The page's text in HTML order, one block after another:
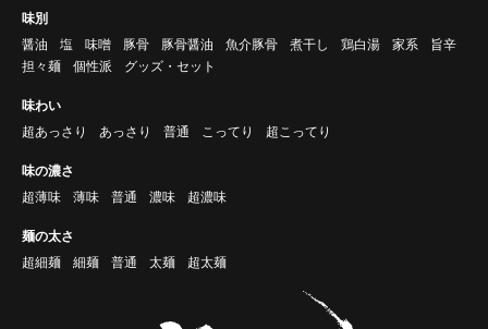
味別
醤油
塩 味噌 豚骨 豚骨醤油 魚介豚骨 煮干し 鶏白湯 家系
旨辛
担々麺
個性派 グッズ・セット
味わい
超あっさり
あっさり 普通 こってり 超こってり
味の濃さ
超薄味
薄味 普通 濃味 超濃味
麺の太さ
超細麺
細麺 普通 太麺 超太麺